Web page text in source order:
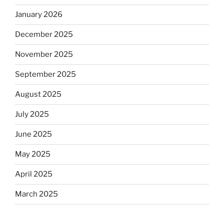
January 2026
December 2025
November 2025
September 2025
August 2025
July 2025
June 2025
May 2025
April 2025
March 2025